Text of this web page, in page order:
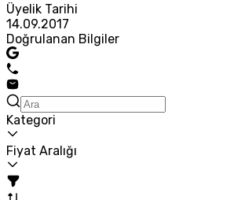
Üyelik Tarihi
14.09.2017
Doğrulanan Bilgiler
Kategori
Fiyat Aralığı